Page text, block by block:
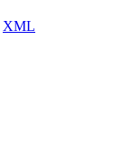
XML